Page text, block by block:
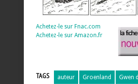
Achetez-le sur Fnac.com
Achetez-le sur Amazon.fr
TAGS auteur Groenland Gwen